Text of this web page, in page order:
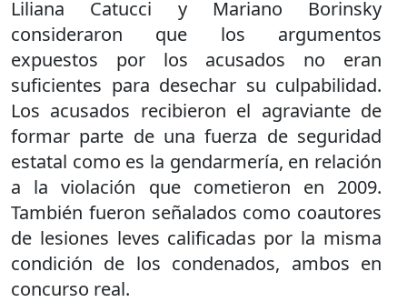
Liliana Catucci y Mariano Borinsky
consideraron que los argumentos
expuestos por los acusados no eran
suficientes para desechar su culpabilidad.
Los acusados recibieron el agraviante de
formar parte de una fuerza de seguridad
estatal como es la gendarmería, en relación
a la violación que cometieron en 2009.
También fueron señalados como coautores
de lesiones leves calificadas por la misma
condición de los condenados, ambos en
concurso real.